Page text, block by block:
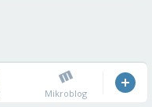
Mikroblog